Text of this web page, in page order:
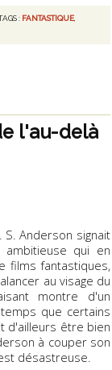
: FANTASTIQUE
l'au-delà
Anderson signait
ambitieuse qui en
films fantastiques,
au visage du
montre d'un
que certains
d'ailleurs être bien
à couper son
désastreuse.